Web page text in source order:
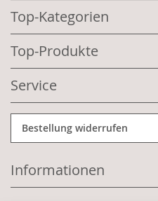
Top-Kategorien
Top-Produkte
Service
Bestellung widerrufen
Informationen